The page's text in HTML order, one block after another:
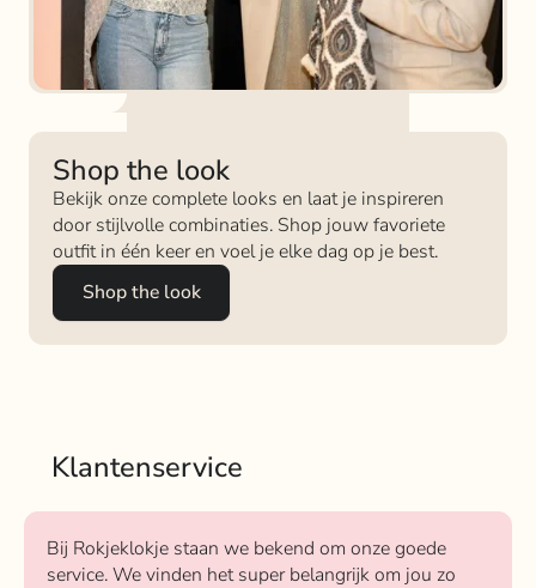
Shop the look
Bekijk onze complete looks en laat je inspireren
door stijlvolle combinaties. Shop jouw favoriete
outfit in één keer en voel je elke dag op je best.
Shop the look
Klantenservice
Bij Rokjeklokje staan we bekend om onze goede
service. We vinden het super belangrijk om jou zo